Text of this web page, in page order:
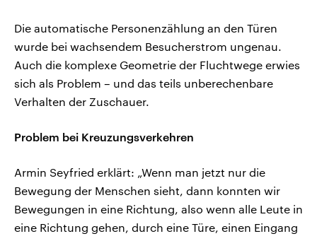
Die automatische Personenzählung an den Türen
wurde bei wachsendem Besucherstrom ungenau.
Auch die komplexe Geometrie der Fluchtwege erwies
sich als Problem – und das teils unberechenbare
Verhalten der Zuschauer.
Problem bei Kreuzungsverkehren
Armin Seyfried erklärt: „Wenn man jetzt nur die
Bewegung der Menschen sieht, dann konnten wir
Bewegungen in eine Richtung, also wenn alle Leute in
eine Richtung gehen, durch eine Türe, einen Eingang